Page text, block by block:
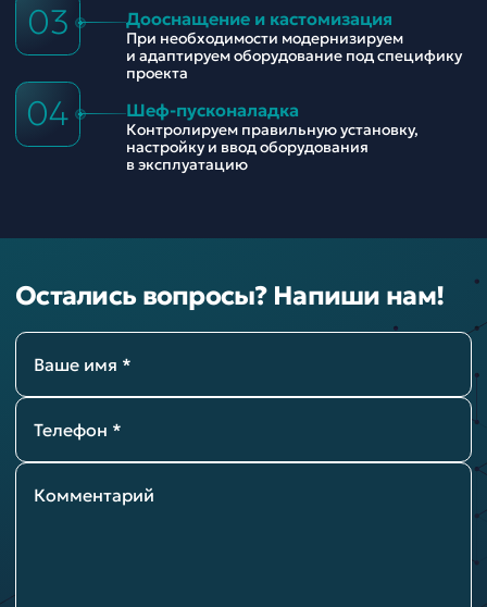
03 Дооснащение и кастомизация
При необходимости модернизируем
и адаптируем оборудование под специфику
проекта
04 Шеф-пусконаладка
Контролируем правильную установку,
настройку и ввод оборудования
в эксплуатацию
Остались вопросы? Напиши нам!
Ваше имя *
Телефон *
Комментарий